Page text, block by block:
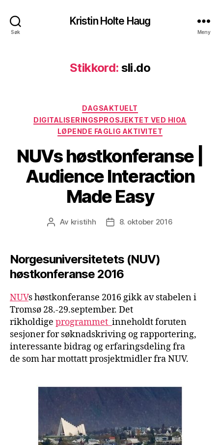
Søk
Kristin Holte Haug
Meny
Stikkord: sli.do
Kategorier
DAGSAKTUELT
DIGITALISERINGSPROSJEKTET VED HIOA
LØPENDE FAGLIG AKTIVITET
NUVs høstkonferanse |
Audience Interaction
Made Easy
Innleggsforfatter
Av kristihh Publiseringsdato
8. oktober 2016
Norgesuniversitetets (NUV)
høstkonferanse 2016
NUVs høstkonferanse 2016 gikk av stabelen i
Tromsø 28.-29.september. Det
rikholdige programmet inneholdt foruten
sesjoner for søknadskriving og rapportering,
interessante bidrag og erfaringsdeling fra
de som har mottatt prosjektmidler fra NUV.